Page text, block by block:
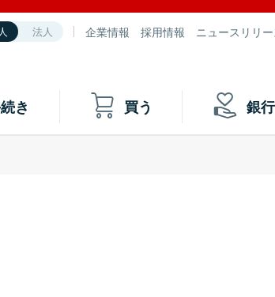
法人 企業情報 採用情報 ニュースリリー
き 買う 銀